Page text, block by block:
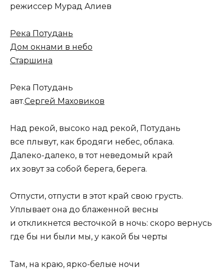
режиссер Мурад Алиев
Река Потудань
Дом окнами в небо
Старшина
Река Потудань
авт.Сергей Маховиков
Над рекой, высоко над рекой, Потудань
все плывут, как бродяги небес, облака.
Далеко-далеко, в тот неведомый край
их зовут за собой берега, берега.
Отпусти, отпусти в этот край свою грусть.
Уплывает она до блаженной весны
и откликнется весточкой в ночь: скоро вернусь
где бы ни были мы, у какой бы черты
Там, на краю, ярко-белые ночи